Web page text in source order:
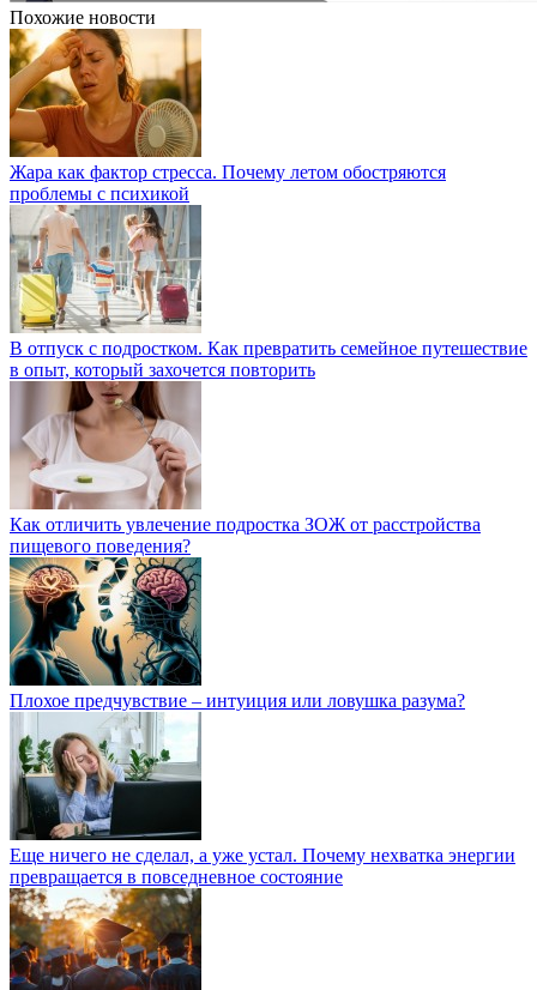
Похожие новости
Жара как фактор стресса. Почему летом обостряются
проблемы с психикой
В отпуск с подростком. Как превратить семейное путешествие
в опыт, который захочется повторить
Как отличить увлечение подростка ЗОЖ от расстройства
пищевого поведения?
Плохое предчувствие – интуиция или ловушка разума?
Еще ничего не сделал, а уже устал. Почему нехватка энергии
превращается в повседневное состояние